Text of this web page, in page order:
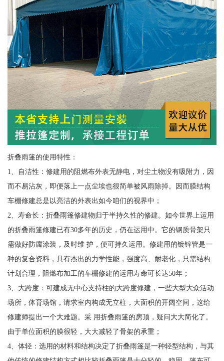
折叠雨篷的使用特性：
1、自洁性：修建用的阻燃布外表无静电，对尘土物没有吸附力，因
而不易沾灰，即便落上一点尘埃也很简单被风雨除掉。因而膜结构
车棚修建总是以亮洁的外表出如今咱们的视界中；
2、寿命长：折叠雨篷修建物归于半持久性的修建。如今世界上运用
的折叠雨篷修建已有30多年的历史，仍在运用中。它的钢质骨架只
需做好防腐涂装，及时维 护，便可持久运用。修建用的镀锌管是一
种的复合资料，具有杰出的力学性能，强度高、耐老化，只需结构
计划合理，阻燃布加工的车棚修建的运用寿命可长达50年；
3、大跨度：可建成无中心支持柱的大跨度修建，一些大型大众活动
场所，体育场馆，请求室内构成无立柱，大面积的开阔空间，这给
修建师提出一个大难题。采 用折叠雨篷的房顶，疑问大大简化了。
由于单位面积的膜很轻，大大减轻了骨架的承重；
4、体轻：选用的材料和结构决定了折叠雨篷是一种轻型结构，与其